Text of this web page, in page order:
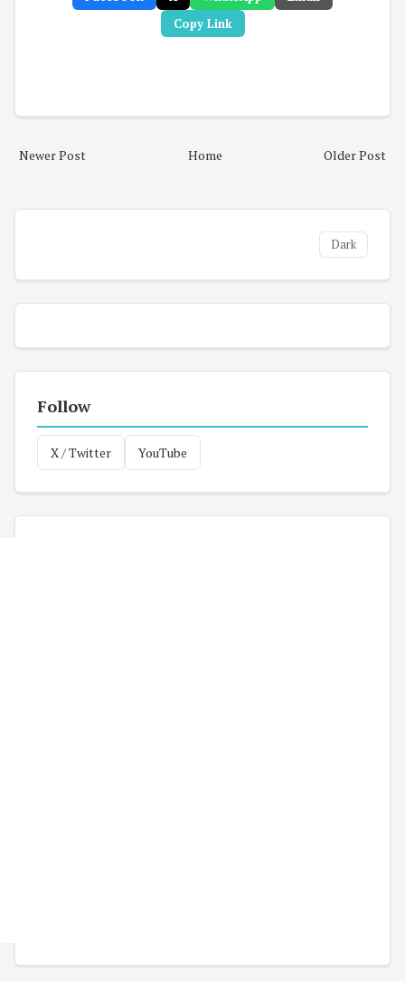
Copy Link
Newer Post Older Post
Home
Dark
Follow
X / Twitter YouTube